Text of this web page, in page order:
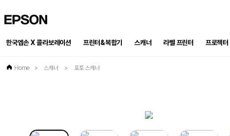
한국엡손 X 콜라보레이션 프린터&복합기 스캐너 라벨 프린터 프로젝터
Home > 스캐너 > 포토 스캐너